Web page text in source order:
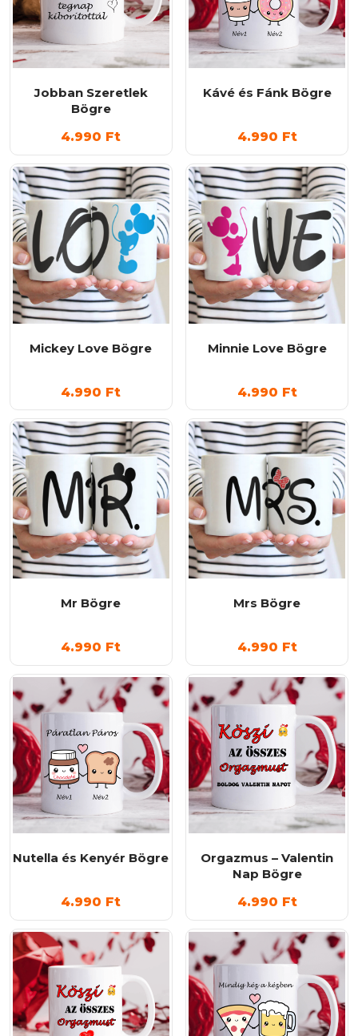
Jobban Szeretlek
Bögre
4.990 Ft
Kávé és Fánk Bögre
4.990 Ft
Mickey Love Bögre
4.990 Ft
Minnie Love Bögre
4.990 Ft
Mr Bögre
4.990 Ft
Mrs Bögre
4.990 Ft
Nutella és Kenyér Bögre
4.990 Ft
Orgazmus – Valentin
Nap Bögre
4.990 Ft